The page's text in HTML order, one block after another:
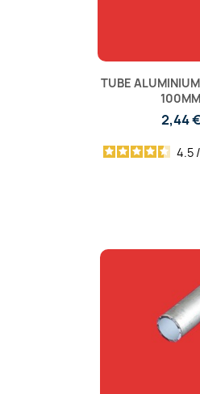
TUBE
100MM
2,44 €
4.5 /